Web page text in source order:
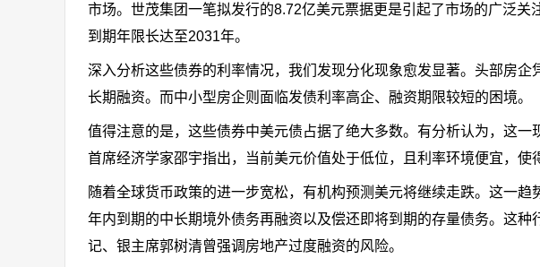
市场。世茂集团一笔拟发行的8.72亿美元票据更是引起了市场的广泛关
到期年限长达至2031年。
深入分析这些债券的利率情况，我们发现分化现象愈发显著。头部房
长期融资。而中小型房企则面临发债利率高企、融资期限较短的困境。
值得注意的是，这些债券中美元债占据了绝大多数。有分析认为，这
首席经济学家邵宇指出，当前美元价值处于低位，且利率环境便宜，使
随着全球货币政策的进一步宽松，有机构预测美元将继续走跌。这一
年内到期的中长期境外债务再融资以及偿还即将到期的存量债务。这
记、银主席郭树清曾强调房地产过度融资的风险。